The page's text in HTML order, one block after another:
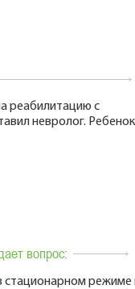
реабилитацию с
невролог. Ребенок
вопрос:
стационарном режиме